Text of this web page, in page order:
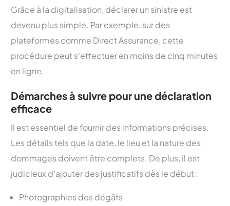
Grâce à la digitalisation, déclarer un sinistre est
devenu plus simple. Par exemple, sur des
plateformes comme Direct Assurance, cette
procédure peut s’effectuer en moins de cinq minutes
en ligne.
Démarches à suivre pour une déclaration
efficace
Il est essentiel de fournir des informations précises.
Les détails tels que la date, le lieu et la nature des
dommages doivent être complets. De plus, il est
judicieux d’ajouter des justificatifs dès le début :
Photographies des dégâts